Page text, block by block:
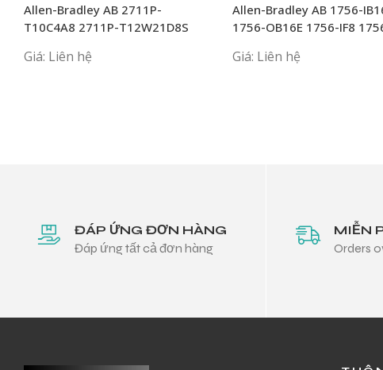
Allen-Bradley AB 2711P-
T10C4A8 2711P-T12W21D8S
Giá: Liên hệ
Allen-Bradley AB 1756-
1756-OB16E 1756-IF8
Giá: Liên hệ
ĐÁP ỨNG ĐƠN HÀNG
Đáp ứng tất cả đơn hàng
MIỄN
Orders